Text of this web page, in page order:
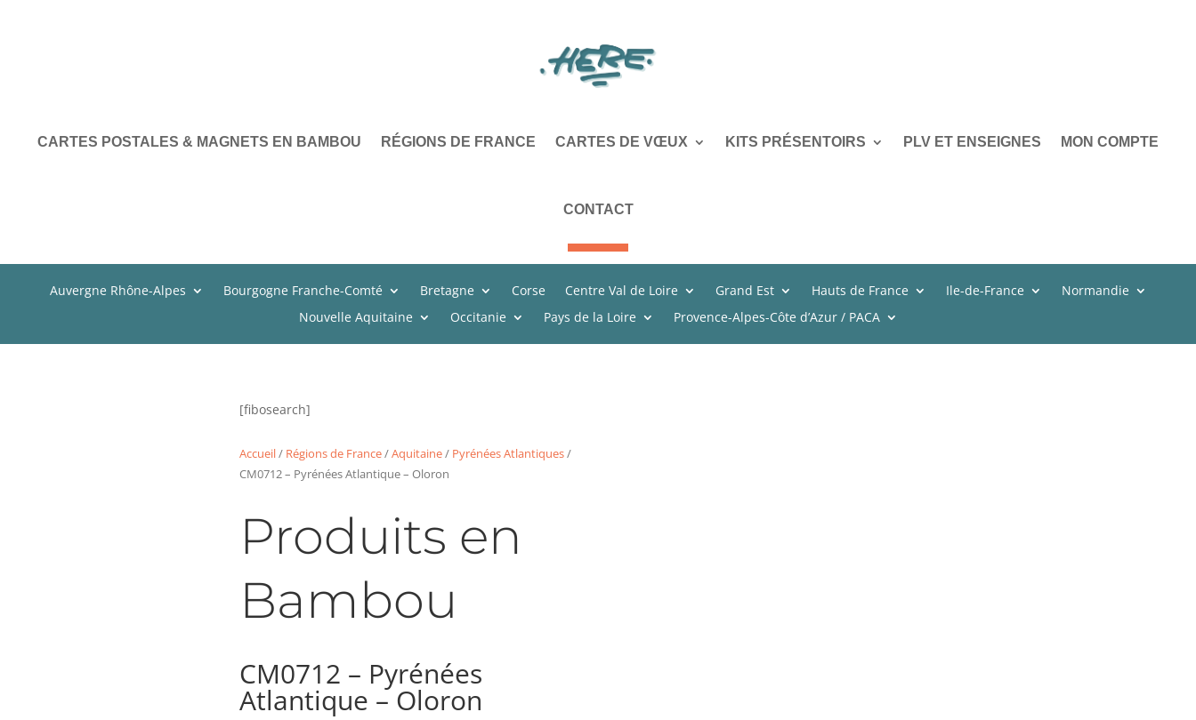
CARTES POSTALES & MAGNETS EN BAMBOU RÉGIONS DE FRANCE CARTES DE VŒUX KITS PRÉSENTOIRS PLV ET ENSEIGNES MON COMPTE
CONTACT
Auvergne Rhône-Alpes Bourgogne Franche-Comté Bretagne Corse Centre Val de Loire Grand Est Hauts de France Ile-de-France
Normandie
Nouvelle Aquitaine
Occitanie Pays de la Loire Provence-Alpes-Côte d’Azur / PACA
[fibosearch]
Accueil/ Régions de France/Aquitaine/ Pyrénées Atlantiques/
CM0712 – Pyrénées Atlantique – Oloron
Produits en
Bambou
CM0712 – Pyrénées
Atlantique – Oloron